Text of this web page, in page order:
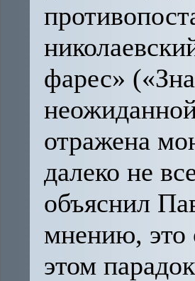
фарес»
отражена
далеко не
объяснил
мнению, это
этом